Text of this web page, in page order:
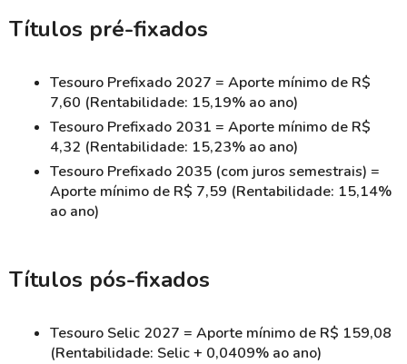
Títulos pré-fixados
Tesouro Prefixado 2027 = Aporte mínimo de R$
7,60 (Rentabilidade: 15,19% ao ano)
Tesouro Prefixado 2031 = Aporte mínimo de R$
4,32 (Rentabilidade: 15,23% ao ano)
Tesouro Prefixado 2035 (com juros semestrais) =
Aporte mínimo de R$ 7,59 (Rentabilidade: 15,14%
ao ano)
Títulos pós-fixados
Tesouro Selic 2027 = Aporte mínimo de R$ 159,08
(Rentabilidade: Selic + 0,0409% ao ano)